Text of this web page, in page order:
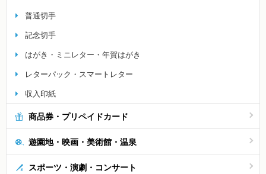
普通切手
記念切手
はがき・ミニレター・年賀はがき
レターパック・スマートレター
収入印紙
商品券・プリペイドカード
遊園地・映画・美術館・温泉
スポーツ・演劇・コンサート